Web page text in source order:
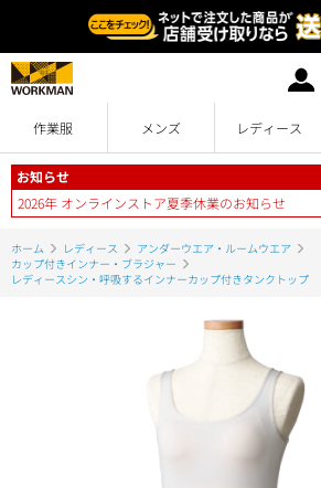
作業服 メンズ レディース
お知らせ
2026年 オンラインストア夏季休業のお知らせ
ホーム レディース
アンダーウエア・ルームウエア
カップ付きインナー・ブラジャー
レディースシン・呼吸するインナーカップ付きタンクトップ